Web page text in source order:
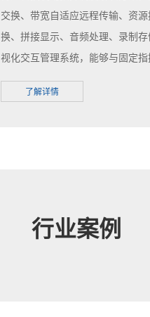
交换、带宽自适应远程传输、资
换、拼接显示、音频处理、录制
视化交互管理系统，能够与固定
挥效率。
了解详情
行业案例